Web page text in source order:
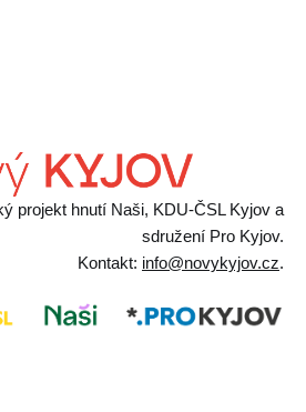
projekt hnutí Naši, KDU-ČSL Kyjov a
sdružení Pro Kyjov.
Kontakt: info@novykyjov.cz.